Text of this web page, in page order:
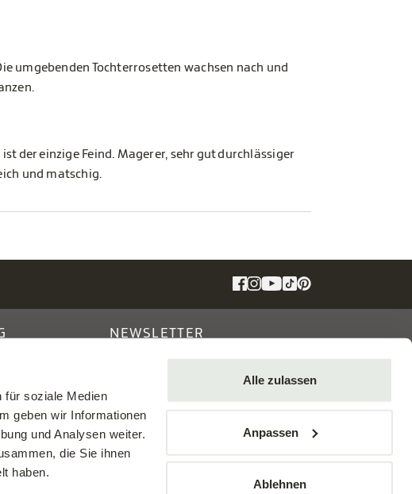
für soziale Medien
geben wir Informationen
und Analysen weiter.
die Sie ihnen
haben.
Alle zulassen
Anpassen
Ablehnen
umgebenden Tochterrosetten wachsen nach und
der einzige Feind. Magerer, sehr gut durchlässiger
und matschig.
NEWSLETTER
Infos zu Angeboten, Pflegetipps,
Kursen und Veranstaltungen
Barrierefreiheitserklärung